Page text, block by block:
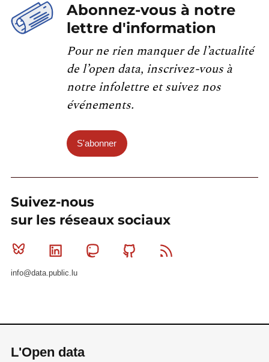
Abonnez-vous à notre
lettre d'information
Pour ne rien manquer de l’actualité
de l’open data, inscrivez-vous à
notre infolettre et suivez nos
événements.
S'abonner
Suivez-nous
sur les réseaux sociaux
Bluesky Linkedin MastodonGithub
info@data.public.lu
L'Open data